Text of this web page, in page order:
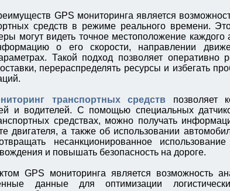
GPS мониторинга является
средств в режиме реального времени. Это
могут видеть точное местоположение каждого
о его скорости, направлении
Такой подход позволяет оперативно
перераспределять ресурсы и избегать
транспортных средств позволяет
и водителей. С помощью специальных
средствах, можно получать
двигателя, а также об использовании
несанкционированное
и повышать безопасность на дороге.
GPS мониторинга является возможность
данные для оптимизации